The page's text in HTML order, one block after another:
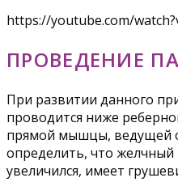
https://youtube.com/
ПРОВЕДЕНИЕ
При развитии данного
проводится ниже
прямой мышцы, ведущей
определить, что желчный
увеличился, имеет